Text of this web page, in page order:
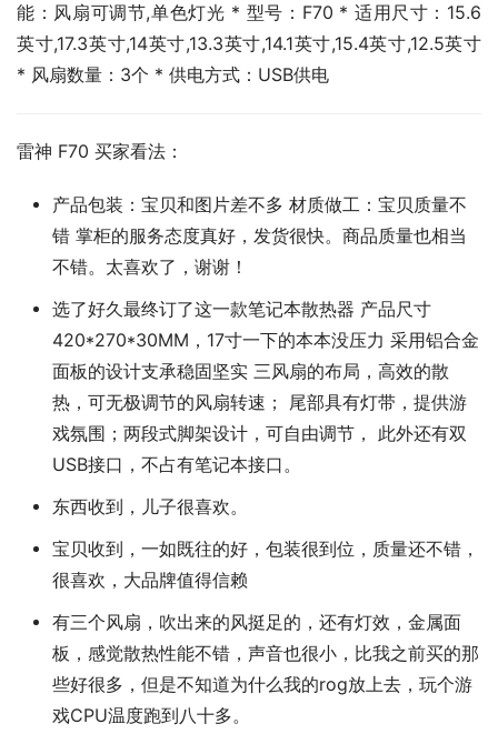
能：风扇可调节,单色灯光 * 型号：F70 * 适用尺寸：15.6
英寸,17.3英寸,14英寸,13.3英寸,14.1英寸,15.4英寸,12.5英寸
* 风扇数量：3个 * 供电方式：USB供电
雷神 F70 买家看法：
产品包装：宝贝和图片差不多 材质做工：宝贝质量不
错 掌柜的服务态度真好，发货很快。商品质量也相当
不错。太喜欢了，谢谢！
选了好久最终订了这一款笔记本散热器 产品尺寸
420*270*30MM，17寸一下的本本没压力 采用铝合金
面板的设计支承稳固坚实 三风扇的布局，高效的散
热，可无极调节的风扇转速； 尾部具有灯带，提供游
戏氛围；两段式脚架设计，可自由调节， 此外还有双
USB接口，不占有笔记本接口。
东西收到，儿子很喜欢。
宝贝收到，一如既往的好，包装很到位，质量还不错，
很喜欢，大品牌值得信赖
有三个风扇，吹出来的风挺足的，还有灯效，金属面
板，感觉散热性能不错，声音也很小，比我之前买的那
些好很多，但是不知道为什么我的rog放上去，玩个游
戏CPU温度跑到八十多。